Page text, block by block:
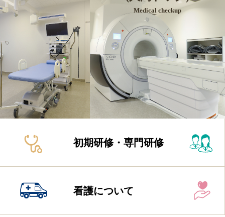
Medical checkup
初期研修・専門研修
看護について